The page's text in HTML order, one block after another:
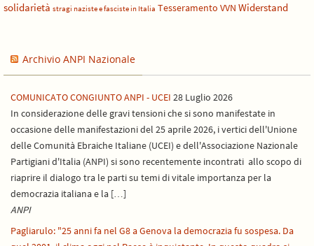
solidarietà stragi naziste e fasciste in Italia Tesseramento VVN Widerstand
Archivio ANPI Nazionale
COMUNICATO CONGIUNTO ANPI - UCEI 28 Luglio 2026
In considerazione delle gravi tensioni che si sono manifestate in
occasione delle manifestazioni del 25 aprile 2026, i vertici dell'Unione
delle Comunità Ebraiche Italiane (UCEI) e dell'Associazione Nazionale
Partigiani d'Italia (ANPI) si sono recentemente incontrati allo scopo di
riaprire il dialogo tra le parti su temi di vitale importanza per la
democrazia italiana e la […]
ANPI
Pagliarulo: "25 anni fa nel G8 a Genova la democrazia fu sospesa. Da